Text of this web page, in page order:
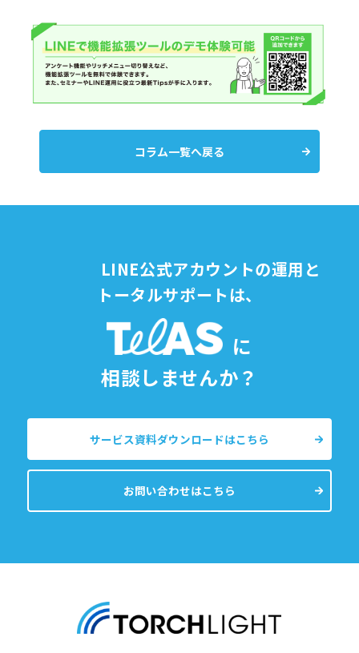
コラム一覧へ戻る
LINE公式アカウントの運用と
トータルサポートは、
に
相談しませんか？
サービス資料ダウンロードはこちら
お問い合わせはこちら